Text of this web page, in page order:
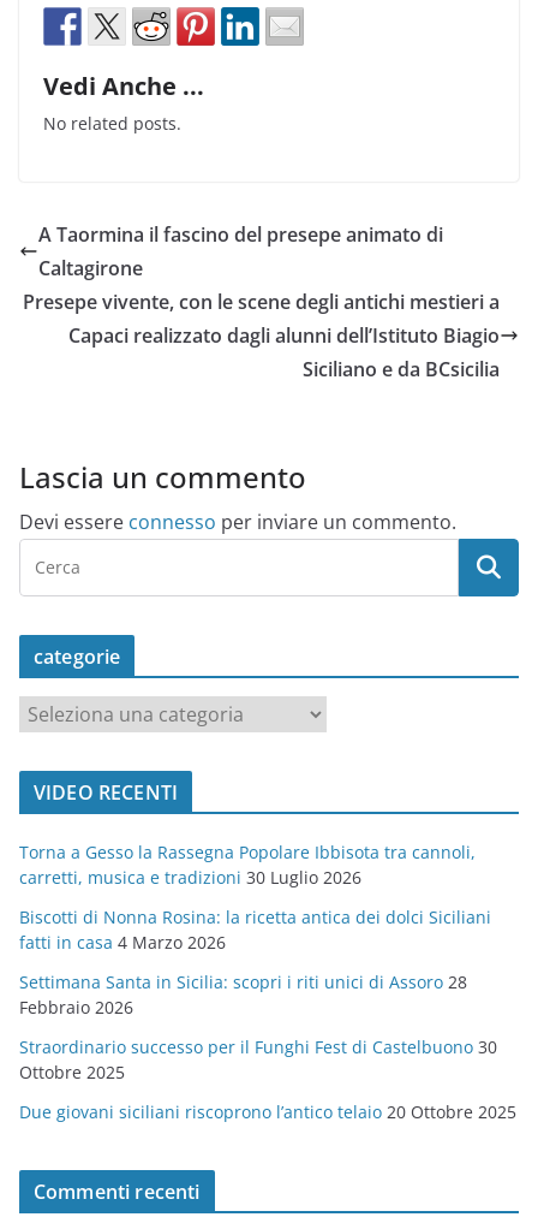
Vedi Anche ...
No related posts.
A Taormina il fascino del presepe animato di
Caltagirone
Presepe vivente, con le scene degli antichi mestieri a
Capaci realizzato dagli alunni dell’Istituto Biagio
Siciliano e da BCsicilia
Lascia un commento
Devi essere connesso per inviare un commento.
categorie
t
o
r
i
e
VIDEO RECENTI
Torna a Gesso la Rassegna Popolare Ibbisota tra cannoli,
carretti, musica e tradizioni 30 Luglio 2026
Biscotti di Nonna Rosina: la ricetta antica dei dolci Siciliani
fatti in casa 4 Marzo 2026
Settimana Santa in Sicilia: scopri i riti unici di Assoro 28
Febbraio 2026
Straordinario successo per il Funghi Fest di Castelbuono 30
Ottobre 2025
Due giovani siciliani riscoprono l’antico telaio 20 Ottobre 2025
Commenti recenti